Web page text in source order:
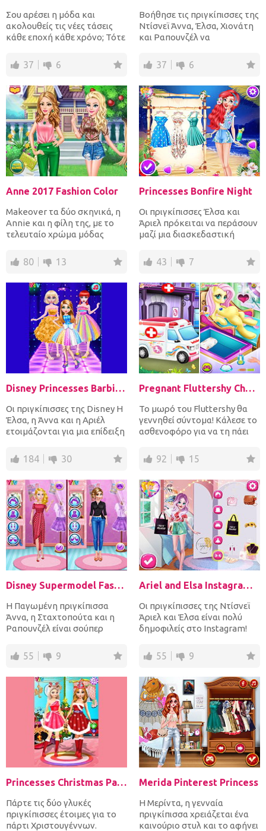
Σου αρέσει η μόδα και
ακολουθείς τις νέες τάσεις
κάθε εποχή κάθε χρόνο; Τότε
37 6
Βοήθησε τις πριγκίπισσες της
Ντίσνεϊ Άννα, Έλσα, Χιονάτη
και Ραπουνζέλ να
37 6
Anne 2017 Fashion Color
Makeover τα δύο σκηνικά, η
Annie και η φίλη της, με το
τελευταίο χρώμα μόδας
80 13
Princesses Bonfire Night
Οι πριγκίπισσες Έλσα και
Άριελ πρόκειται να περάσουν
μαζί μια διασκεδαστική
43 7
Disney Princesses Barbie Show
Οι πριγκίπισσες της Disney Η
Έλσα, η Άννα και η Αριέλ
ετοιμάζονται για μια επίδειξη
184 30
Pregnant Fluttershy Check Up
Το μωρό του Fluttershy θα
γεννηθεί σύντομα! Κάλεσε το
ασθενοφόρο για να τη πάει
92 15
Disney Supermodel Fashion Show 2
Η Παγωμένη πριγκίπισσα
Άννα, η Σταχτοπούτα και η
Ραπουνζέλ είναι σούπερ
55 9
Ariel and Elsa Instagram Stars
Οι πριγκίπισσες της Ντίσνεϊ
Άριελ και Έλσα είναι πολύ
δημοφιλείς στο Instagram!
55 9
Princesses Christmas Party
Πάρτε τις δύο γλυκές
πριγκίπισσες έτοιμες για το
πάρτι Χριστουγέννων.
Merida Pinterest Princess
Η Μερίντα, η γενναία
πριγκίπισσα χρειάζεται ένα
καινούριο στυλ και το αφήνει